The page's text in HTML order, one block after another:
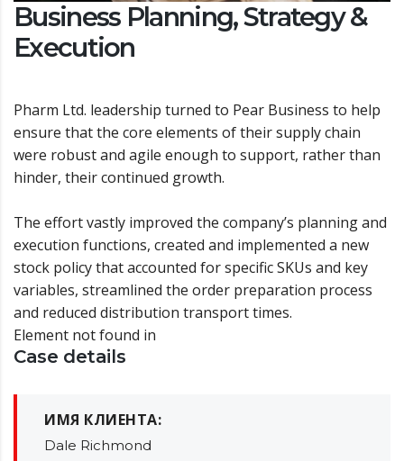
Business Planning, Strategy &
Execution
Pharm Ltd. leadership turned to Pear Business to help
ensure that the core elements of their supply chain
were robust and agile enough to support, rather than
hinder, their continued growth.
The effort vastly improved the company’s planning and
execution functions, created and implemented a new
stock policy that accounted for specific SKUs and key
variables, streamlined the order preparation process
and reduced distribution transport times.
Element not found in
Case details
ИМЯ КЛИЕНТА:
Dale Richmond